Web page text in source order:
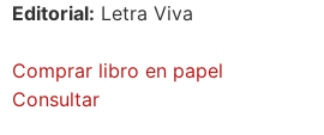
Editorial: Letra Viva
Comprar libro en papel
Consultar